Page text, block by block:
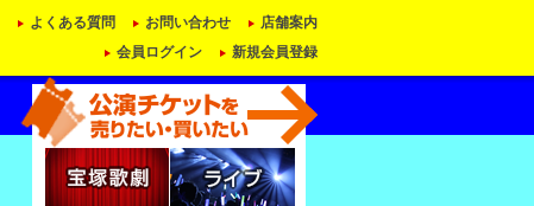
よくある質問 お問い合わせ
店舗案内
会員ログイン
新規会員登録